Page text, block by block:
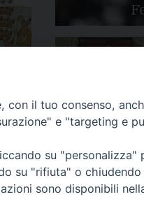
Apertura Anno
2025
il tuo consenso,
e "targeting e
su "personalizza"
su "rifiuta" o
sono disponibili